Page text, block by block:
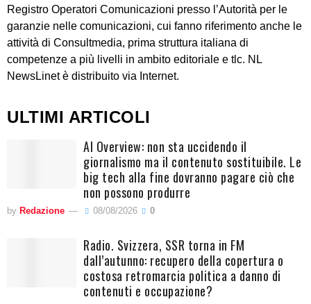
Registro Operatori Comunicazioni presso l’Autorità per le
garanzie nelle comunicazioni, cui fanno riferimento anche le
attività di Consultmedia, prima struttura italiana di
competenze a più livelli in ambito editoriale e tlc. NL
NewsLinet è distribuito via Internet.
ULTIMI ARTICOLI
AI Overview: non sta uccidendo il
giornalismo ma il contenuto sostituibile. Le
big tech alla fine dovranno pagare ciò che
non possono produrre
by Redazione 08/08/2026 0
Radio. Svizzera, SSR torna in FM
dall’autunno: recupero della copertura o
costosa retromarcia politica a danno di
contenuti e occupazione?